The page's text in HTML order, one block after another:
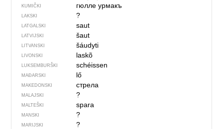
KUMIČKI гюлле урмакъ
LAKSKI ?
LATGALSKI saut
LATVIJSKI šaut
LITVANSKI šáudyti
LIVONSKI laskõ
LUKSEMBURŠKI schéissen
MAĐARSKI lő
MAKEDONSKI стрела
MALAJSKI ?
MALTEŠKI spara
MANSKI ?
MARIJSKI ?